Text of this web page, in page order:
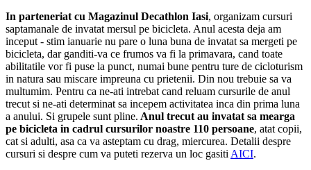
In parteneriat cu Magazinul Decathlon Iasi, organizam cursuri
saptamanale de invatat mersul pe bicicleta. Anul acesta deja am
inceput - stim ianuarie nu pare o luna buna de invatat sa mergeti pe
bicicleta, dar ganditi-va ce frumos va fi la primavara, cand toate
abilitatile vor fi puse la punct, numai bune pentru ture de cicloturism
in natura sau miscare impreuna cu prietenii. Din nou trebuie sa va
multumim. Pentru ca ne-ati intrebat cand reluam cursurile de anul
trecut si ne-ati determinat sa incepem activitatea inca din prima luna
a anului. Si grupele sunt pline. Anul trecut au invatat sa mearga
pe bicicleta in cadrul cursurilor noastre 110 persoane, atat copii,
cat si adulti, asa ca va asteptam cu drag, miercurea. Detalii despre
cursuri si despre cum va puteti rezerva un loc gasiti AICI.